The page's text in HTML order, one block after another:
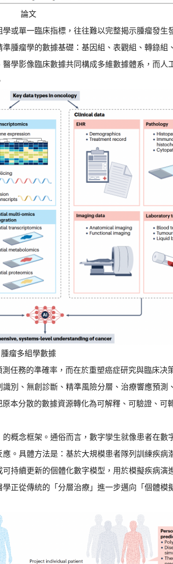
論文
或單一臨床指標，往往難以完整揭示腫瘤發生
腫瘤學的數據基礎：基因組、表觀組、轉錄組
學影像臨床數據共同構成多維數據體系，而人
腫瘤多組學數據
任務的準確率，而在於重塑癌症研究與臨床决
別、無創診斷、精準風險分層、治療響應預測
本分散的數據資源轉化為可解釋、可驗證、可
概念框架。通俗而言，數字孿生就像患者在數
。具體方法是：基於大規模患者隊列訓練疾病
持續更新的個體化數字模型，用於模擬疾病演
正從傳統的「分層治療」進一步邁向「個體模